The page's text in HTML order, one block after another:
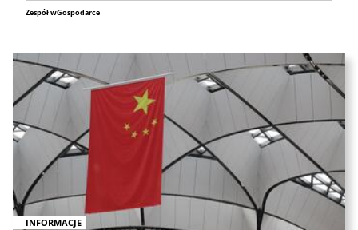
Zespół wGospodarce
INFORMACJE